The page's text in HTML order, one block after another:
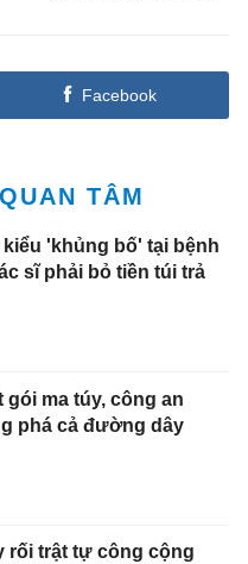
Facebook
TÂM
'khủng bố' tại bệnh
sĩ phải bỏ tiền túi trả
gói ma túy, công an
phá cả đường dây
rối trật tự công cộng